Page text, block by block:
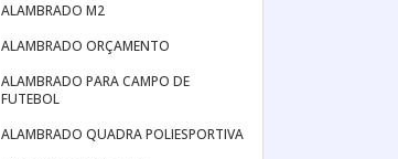
ALAMBRADO M2
ALAMBRADO ORÇAMENTO
ALAMBRADO PARA CAMPO DE
FUTEBOL
ALAMBRADO QUADRA POLIESPORTIVA